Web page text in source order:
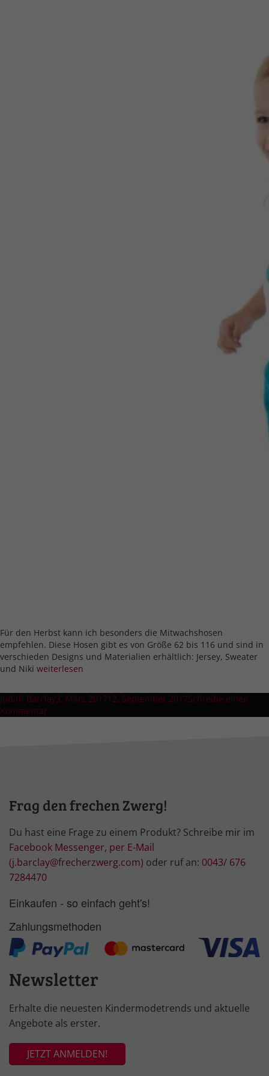
Für den Herbst kann ich besonders die Mitwachshosen
empfehlen. Diese Hosen gibt es von Größe 62 bis 116 und sind in
verschieden Designs und Materialien erhältlich: Jersey, Sweater
und Niki „Empfehlung
den
Herbst
–
weiterlesen
Autor
Judith BarclayVeröffentlicht
3. März 201712. September 2017Schreibe einen
Kommentar
Frag den frechen Zwerg!
Du hast eine Frage zu einem Produkt? Schreibe mir im
Facebook Messenger, per E-Mail
(j.barclay@frecherzwerg.com) oder ruf an: 0043/ 676
7284470
Einkaufen - so einfach geht's!
Zahlungsmethoden
Newsletter
Erhalte die neuesten Kindermodetrends und aktuelle
Angebote als erster.
JETZT ANMELDEN!